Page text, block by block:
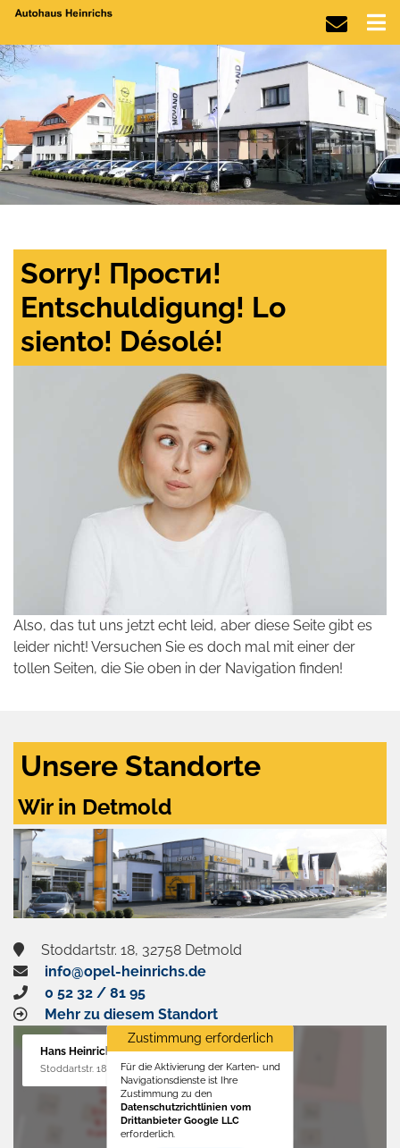
Sorry! Прости!
Entschuldigung! Lo
siento! Désolé!
Also, das tut uns jetzt echt leid, aber diese Seite gibt es
leider nicht! Versuchen Sie es doch mal mit einer der
tollen Seiten, die Sie oben in der Navigation finden!
Unsere Standorte
Wir in Detmold
Stoddartstr. 18, 32758 Detmold
info@opel-heinrichs.de
0 52 32 / 81 95
Mehr zu diesem Standort
Hans Heinrichs GmbH
Stoddartstr. 18, 32758 Detmold
Zustimmung erforderlich
Für die Aktivierung der Karten- und
Navigationsdienste ist Ihre
Zustimmung zu den
Datenschutzrichtlinien vom
Drittanbieter Google LLC
erforderlich.